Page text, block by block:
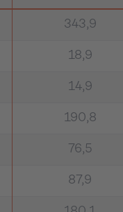
343,9
18,9
14,9
190,8
76,5
87,9